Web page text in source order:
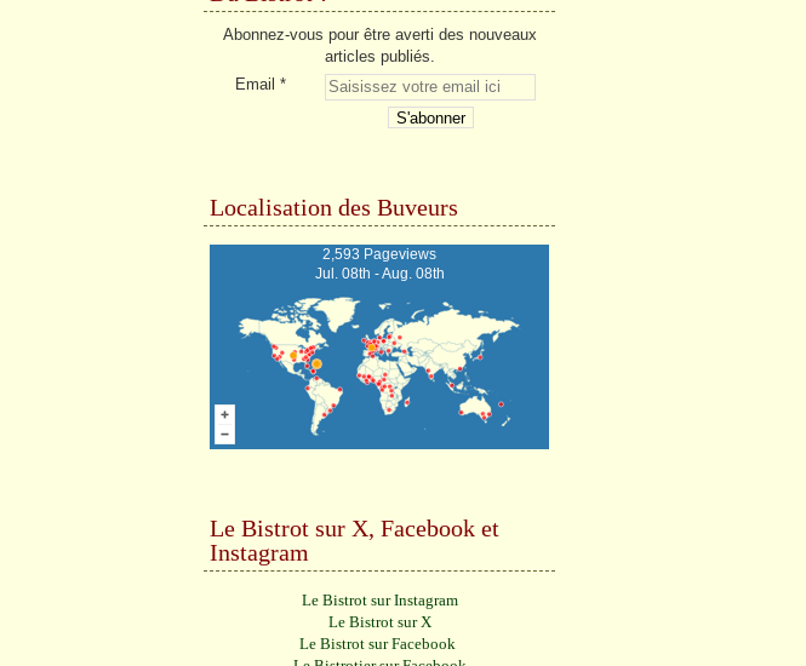
Abonnez-vous pour être averti des nouveaux
articles publiés.
Email
Localisation des Buveurs
2,593 Pageviews
Jul. 08th - Aug. 08th
Le Bistrot sur X, Facebook et
Instagram
Le Bistrot sur Instagram
Le Bistrot sur X
Le Bistrot sur Facebook